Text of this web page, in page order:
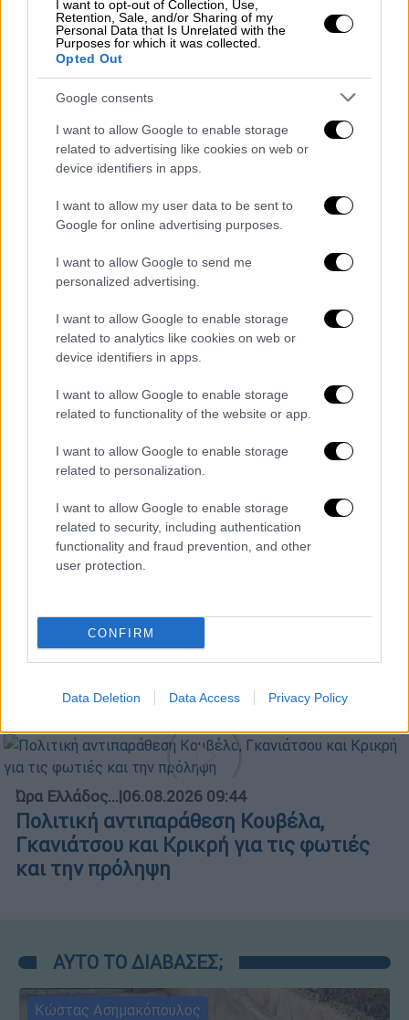
I want to opt-out of Collection, Use,
Retention, Sale, and/or Sharing of my
Personal Data that Is Unrelated with the
Purposes for which it was collected.
Opted Out
Google consents
I want to allow Google to enable storage
related to advertising like cookies on web or
device identifiers in apps.
I want to allow my user data to be sent to
Google for online advertising purposes.
I want to allow Google to send me
personalized advertising.
I want to allow Google to enable storage
related to analytics like cookies on web or
device identifiers in apps.
I want to allow Google to enable storage
related to functionality of the website or app.
I want to allow Google to enable storage
related to personalization.
I want to allow Google to enable storage
related to security, including authentication
functionality and fraud prevention, and other
user protection.
CONFIRM
Data Deletion Data Access Privacy Policy
POPULAR VIDEOS
Μεσημεριανό...|06.08.2026 14:43
Μεσημεριανό δελτίο ειδήσεων
06/08/2026
Ώρα Ελλάδος...|06.08.2026 10:06
Ώρα Ελλάδος 06/08/2026
Μεσημεριανό...|05.08.2026 14:29
Μεσημεριανό δελτίο ειδήσεων
05/08/2026
Δελτίο...|06.08.2026 14:30
Δελτίο στην νοηματική 06/08/2026
Ώρα Ελλάδος...|06.08.2026 09:44
Πολιτική αντιπαράθεση Κουβέλα,
Γκανιάτσου και Κρικρή για τις φωτιές
και την πρόληψη
ΑΥΤΟ ΤΟ ΔΙΑΒΑΣΕΣ;
Κώστας Ασημακόπουλος